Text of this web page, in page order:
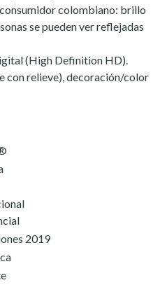
colombiano: brillo
se pueden ver reflejadas
(High Definition HD).
con relieve), decoración/color
2019